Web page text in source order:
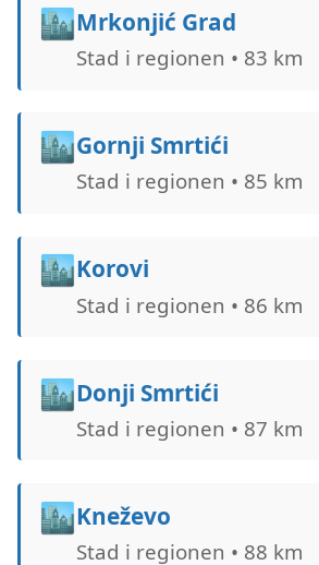
🏙️Mrkonjić Grad
Stad i regionen • 83 km
🏙️Gornji Smrtići
Stad i regionen • 85 km
🏙️Korovi
Stad i regionen • 86 km
🏙️Donji Smrtići
Stad i regionen • 87 km
🏙️Kneževo
Stad i regionen • 88 km